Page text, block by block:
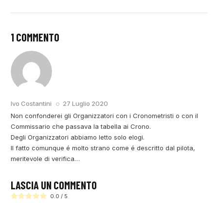
1 COMMENTO
Ivo Costantini
27 Luglio 2020
Non confonderei gli Organizzatori con i Cronometristi o con il
Commissario che passava la tabella ai Crono.
Degli Organizzatori abbiamo letto solo elogi.
Il fatto comunque é molto strano come é descritto dal pilota,
meritevole di verifica…
LASCIA UN COMMENTO
0.0 / 5